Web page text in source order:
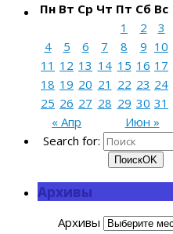
Пн Вт Ср Чт Пт Сб Вс
« Апр Июн »
1 2
3
4
5 6 7 8 9 10
11 12 13 14 15 16 17
18 19 20 21 22 23 24
25 26 27 28 29 30 31
Search for:
ПоискOK
Архивы
Архивы